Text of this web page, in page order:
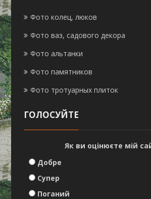
Фото колец, люков
Фото ваз, садового декора
Фото альтанки
Фото памятников
Фото тротуарных плиток
ГОЛОСУЙТЕ
Як ви оцінюєте мій
Добре
Супер
Поганий